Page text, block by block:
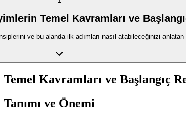
Temel Kavramları ve
ve bu alanda ilk adımları nasıl atabileceğinizi anlatan
Kavramları ve Başlangıç
ve Önemi